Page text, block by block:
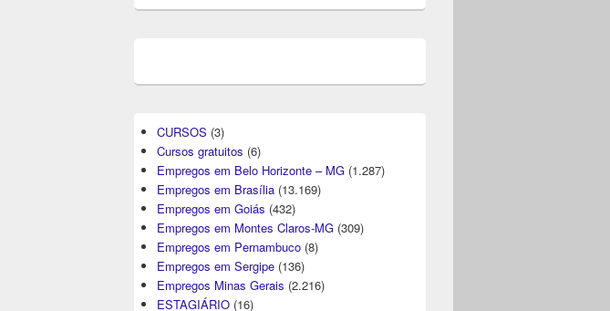
CURSOS (3)
Cursos gratuitos (6)
Empregos em Belo Horizonte – MG (1.287)
Empregos em Brasília (13.169)
Empregos em Goiás (432)
Empregos em Montes Claros-MG (309)
Empregos em Pernambuco (8)
Empregos em Sergipe (136)
Empregos Minas Gerais (2.216)
ESTAGIÁRIO (16)